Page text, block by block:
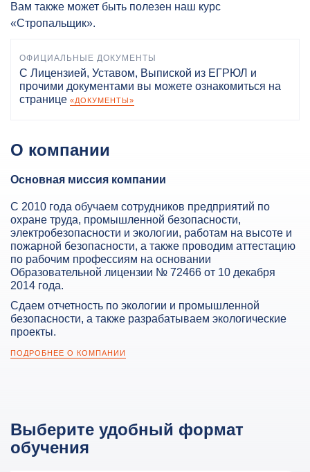
Вам также может быть полезен наш курс
«Стропальщик».
ОФИЦИАЛЬНЫЕ ДОКУМЕНТЫ
С Лицензией, Уставом, Выпиской из ЕГРЮЛ и
прочими документами вы можете ознакомиться на
странице «ДОКУМЕНТЫ»
О компании
Основная миссия компании
С 2010 года обучаем сотрудников предприятий по
охране труда, промышленной безопасности,
электробезопасности и экологии, работам на высоте и
пожарной безопасности, а также проводим аттестацию
по рабочим профессиям на основании
Образовательной лицензии № 72466 от 10 декабря
2014 года.
Сдаем отчетность по экологии и промышленной
безопасности, а также разрабатываем экологические
проекты.
ПОДРОБНЕЕ О КОМПАНИИ
Выберите удобный формат
обучения